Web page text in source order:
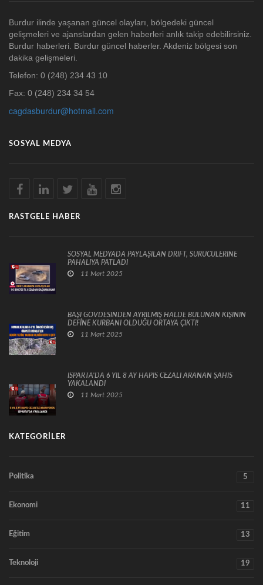
Burdur ilinde yaşanan güncel olayları, bölgedeki güncel
gelişmeleri ve ajanslardan gelen haberleri anlık takip edebilirsiniz.
Burdur haberleri. Burdur güncel haberler. Akdeniz bölgesi son
dakika gelişmeleri.
Telefon: 0 (248) 234 43 10
Fax: 0 (248) 234 34 54
cagdasburdur@hotmail.com
SOSYAL MEDYA
RASTGELE HABER
SOSYAL MEDYADA PAYLAŞILAN DRİFT, SÜRÜCÜLERİNE
PAHALIYA PATLADI
11 Mart 2025
BAŞI GÖVDESİNDEN AYRILMIŞ HALDE BULUNAN KİŞİNİN
DEFİNE KURBANI OLDUĞU ORTAYA ÇIKTI!
11 Mart 2025
ISPARTA’DA 6 YIL 8 AY HAPİS CEZALI ARANAN ŞAHIS
YAKALANDI
11 Mart 2025
KATEGORILER
Politika 5
Ekonomi 11
Eğitim 13
Teknoloji 19